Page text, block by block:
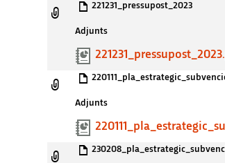
221231_pressupost_2023
Adjunts
Adjunts